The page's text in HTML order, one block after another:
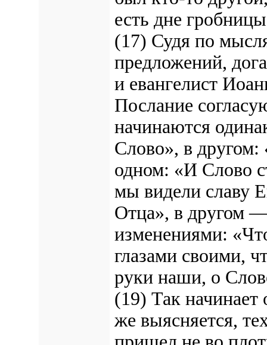
есть дне
(17) Судя по
предложений,
и евангелист
Послание
начинаются
Слово», в
одном: «И Слово
мы видели славу
Отца», в другом
изменениями:
глазами своими,
руки наши, о
(19) Так начинает
же выясняется,